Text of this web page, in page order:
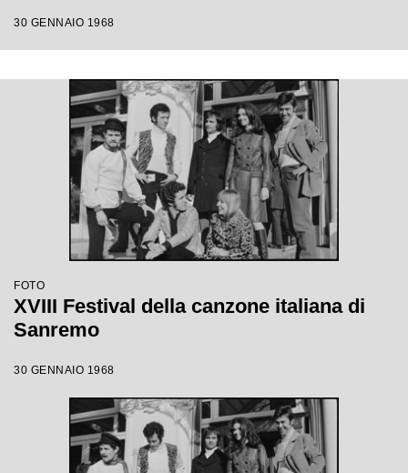
30 GENNAIO 1968
FOTO
XVIII Festival della canzone italiana di
Sanremo
30 GENNAIO 1968